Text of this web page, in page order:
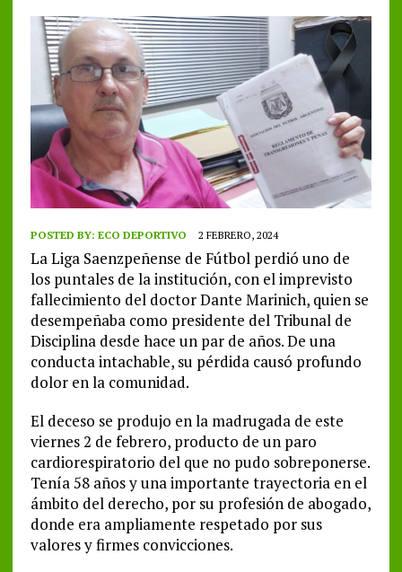
POSTED BY: ECO DEPORTIVO 2 FEBRERO, 2024
La Liga Saenzpeñense de Fútbol perdió uno de
los puntales de la institución, con el imprevisto
fallecimiento del doctor Dante Marinich, quien se
desempeñaba como presidente del Tribunal de
Disciplina desde hace un par de años. De una
conducta intachable, su pérdida causó profundo
dolor en la comunidad.
El deceso se produjo en la madrugada de este
viernes 2 de febrero, producto de un paro
cardiorespiratorio del que no pudo sobreponerse.
Tenía 58 años y una importante trayectoria en el
ámbito del derecho, por su profesión de abogado,
donde era ampliamente respetado por sus
valores y firmes convicciones.